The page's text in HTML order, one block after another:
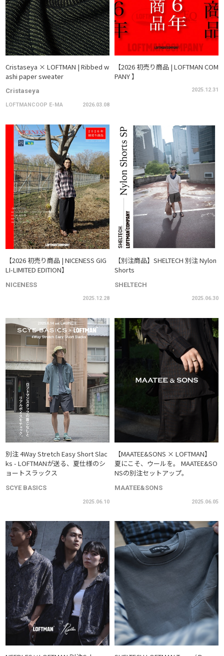
Cristaseya × LOFTMAN | Ribbed w
ashi paper sweater
Cristaseya
LOFTMANCOOP E-MA 2026.03.08
【2026 初売り商品 | LOFTMAN COM
PANY 】
2025.12.31
【2026 初売り商品 | NICENESS GIG
LI-LIMITED EDITION】
NICENESS
2025.12.28
【別注商品】SHELTECH 別注 Nylon
Shorts
SHELTECH
2025.06.30
別注 4Way Stretch Easy Short Slac
ks - LOFTMANが送る、夏仕様のシ
ョートスラックス
SCYE BASICS
2025.06.10
【MAATEE&SONS × LOFTMAN】
夏にこそ、ウールを。 MAATEE&SO
NSの別注セットアップ。
MAATEE&SONS
2025.06.05